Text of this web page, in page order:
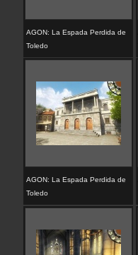
AGON: La Espada Perdida de
Toledo
AGON: La Espada Perdida de
Toledo